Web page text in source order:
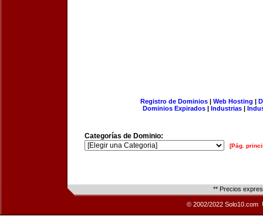
Registro de Dominios| Web Hosting |
Dominios Expirados | Industrias |
Categorías de Dominio:
[Pág.
** Precios
© 2002/2022 Solo10.com